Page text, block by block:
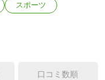
スポーツ
口コミ数順